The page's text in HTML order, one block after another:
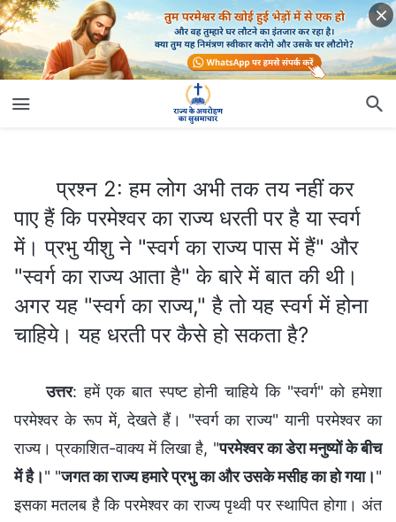
प्रश्न 2: हम लोग अभी तक तय नहीं कर
पाए हैं कि परमेश्वर का राज्य धरती पर है या स्वर्ग
में। प्रभु यीशु ने "स्वर्ग का राज्य पास में हैं" और
"स्वर्ग का राज्य आता है" के बारे में बात की थी।
अगर यह "स्वर्ग का राज्य," है तो यह स्वर्ग में होना
चाहिये। यह धरती पर कैसे हो सकता है?
उत्तर: हमें एक बात स्पष्ट होनी चाहिये कि "स्वर्ग" को हमेशा
परमेश्वर के रूप में, देखते हैं। "स्वर्ग का राज्य" यानी परमेश्वर का
राज्य। प्रकाशित-वाक्य में लिखा है, "परमेश्वर का डेरा मनुष्यों के बीच
में है।" "जगत का राज्य हमारे प्रभु का और उसके मसीह का हो गया।"
इसका मतलब है कि परमेश्वर का राज्य पृथ्वी पर स्थापित होगा। अंत